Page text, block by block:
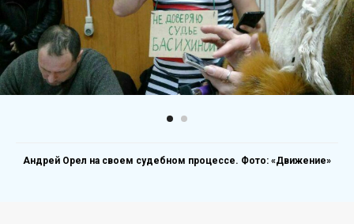
Андрей Орел на своем судебном процессе. Фото: «Движение»